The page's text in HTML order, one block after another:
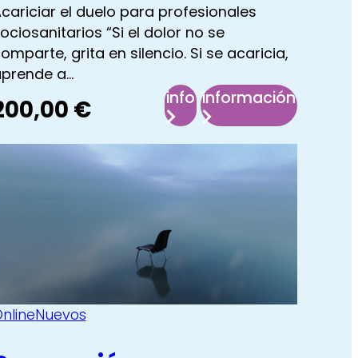
el duelo para profesionales
“Si el dolor no se
grita en silencio. Si se acaricia,
a…
€
info información
Acariciar
Nuevos